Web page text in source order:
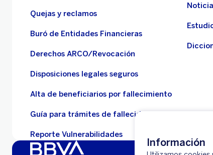
Información
Quejas y reclamos
Buró de Entidades Financieras
Derechos ARCO/Revocación
Disposiciones legales seguros
Alta de beneficiarios por fallecimiento
Guía para trámites de fallecidos
Reporte Vulnerabilidades